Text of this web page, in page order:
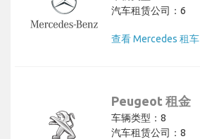
汽车租赁公司：6
查看 Mercedes 租车
Peugeot 租金
车辆类型：8
汽车租赁公司：8